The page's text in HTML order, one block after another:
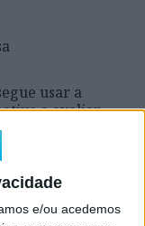
e/ou acedemos
usar a
a avaliar.
bonito, mas por
muito
que nos faz
torna